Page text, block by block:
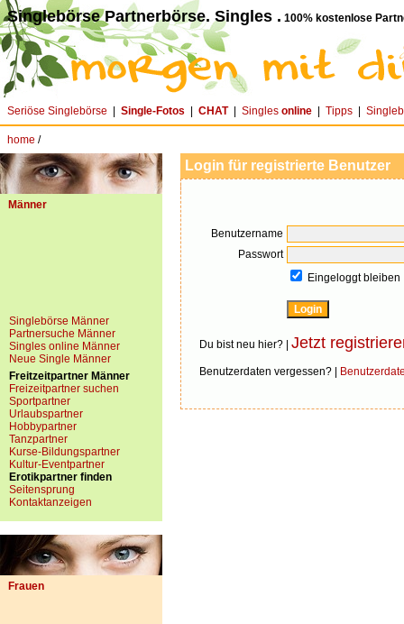
Singlebörse Partnerbörse. Singles . 100% kostenlose
Seriöse Singlebörse Single-Fotos CHAT| Singles online Tipps
home /
Männer
Singlebörse Männer
Partnersuche Männer
Singles online Männer
Neue Single Männer
Freitzeitpartner Männer
Freizeitpartner suchen
Sportpartner
Urlaubspartner
Hobbypartner
Tanzpartner
Kurse-Bildungspartner
Kultur-Eventpartner
Erotikpartner finden
Seitensprung
Kontaktanzeigen
Frauen
Login für registrierte Benutzer
Benutzername
Passwort
Eingeloggt bleiben
Du bist neu hier? | Jetzt
Benutzerdaten vergessen? |